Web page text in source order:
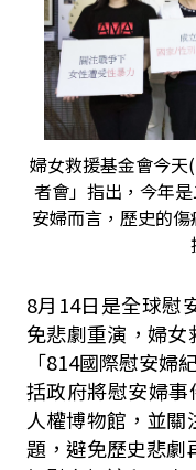
婦女救援基金會今
者會」指出，今年
安婦而言，歷史的
8月14日是全球慰
免悲劇重演，婦
「814國際慰安婦
括政府將慰安婦
人權博物館，並
題，避免歷史悲劇